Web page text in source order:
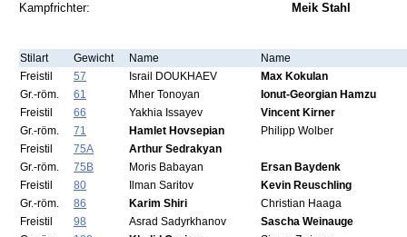
Kampfrichter: Meik Stahl
Stilart Gewicht Name
Name
Freistil
57 Israil DOUKHAEV
Max Kokulan
Gr.-röm.
61 Mher Tonoyan
Ionut-Georgian Hamzu
Freistil
66 Yakhia Issayev
Vincent Kirner
Gr.-röm.
71 Hamlet Hovsepian
Philipp Wolber
Freistil
75A
Arthur Sedrakyan
Gr.-röm.
75B Moris Babayan
Ersan Baydenk
Freistil
80 Ilman Saritov
Kevin Reuschling
Gr.-röm.
86 Karim Shiri
Christian Haaga
Freistil
98 Asrad Sadyrkhanov
Sascha Weinauge